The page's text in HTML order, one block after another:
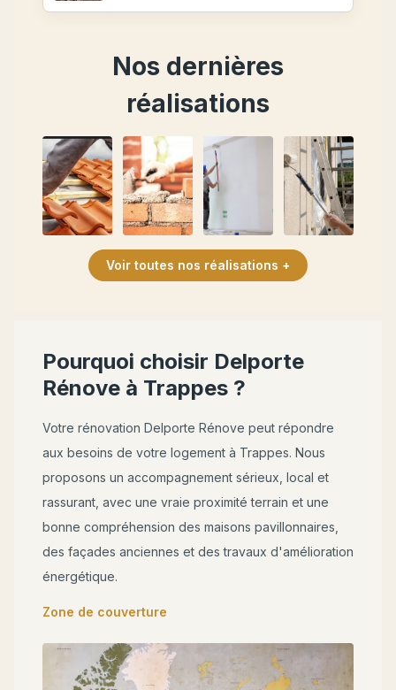
Nos dernières
réalisations
Voir toutes nos réalisations +
Pourquoi choisir Delporte
Rénove à Trappes ?
Votre rénovation Delporte Rénove peut répondre
aux besoins de votre logement à Trappes. Nous
proposons un accompagnement sérieux, local et
rassurant, avec une vraie proximité terrain et une
bonne compréhension des maisons pavillonnaires,
des façades anciennes et des travaux d'amélioration
énergétique.
Zone de couverture